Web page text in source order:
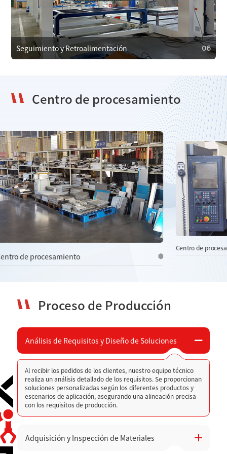
Proporcionamos mantenimiento regular para garantizar
un funcionamiento eficiente y prevenir fallos. En caso de
falla, ofrecemos servicios de reparación de emergencia
para minimizar el tiempo de inactividad.
Seguimiento y Retroalimentación 06
06
Seguimiento y Retroalimentación
Realizamos un seguimiento regular con los clientes para
obtener retroalimentación y resolver problemas,
utilizándola para mejorar nuestros productos y servicios.
Centro de procesamiento
Centro de
Proceso de Producción
Análisis de Requisitos y Diseño de Soluciones
Al recibir los pedidos de los clientes, nuestro equipo técnico
realiza un análisis detallado de los requisitos. Se proporcionan
soluciones personalizadas según los diferentes productos y
escenarios de aplicación, asegurando una alineación precisa
con los requisitos de producción.
Adquisición y Inspección de Materiales